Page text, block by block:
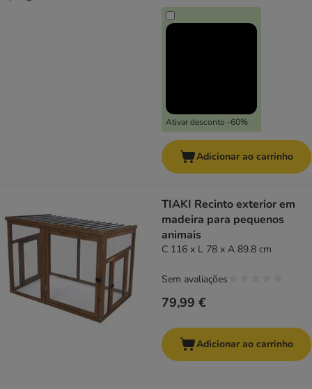
Ativar desconto -60%
Adicionar ao carrinho
TIAKI Recinto exterior em
madeira para pequenos
animais
C 116 x L 78 x A 89.8 cm
79,99 €
Sem avaliações
Adicionar ao carrinho